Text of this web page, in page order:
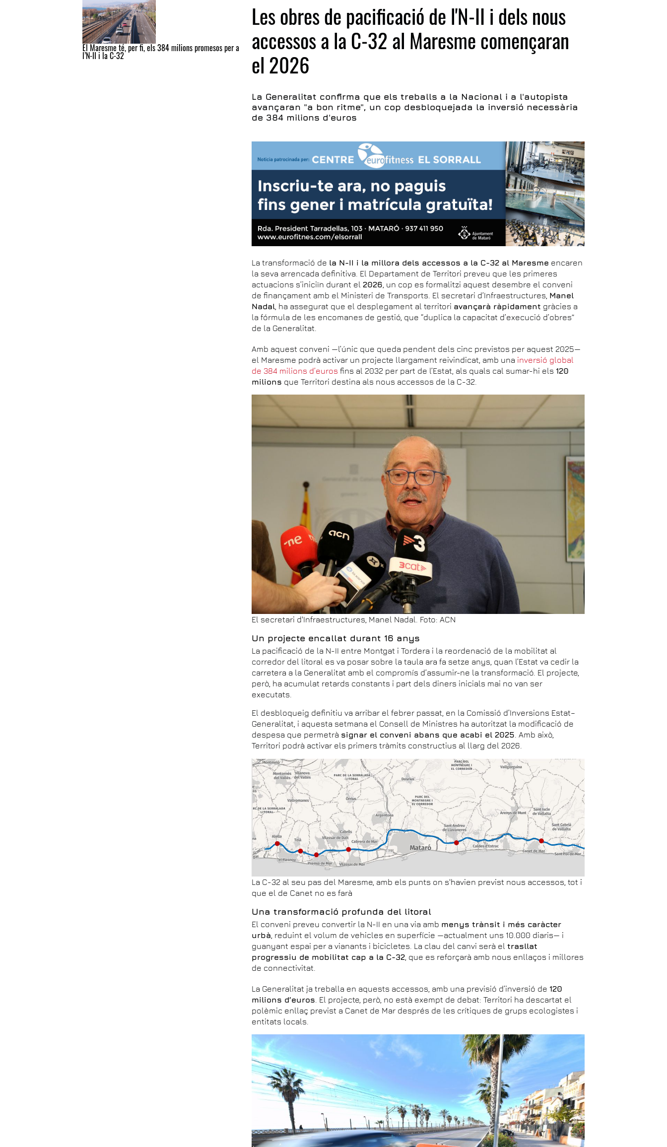
El Maresme té, per fi, els 384 milions promesos per a
l’N-II i la C-32
Les obres de pacificació de l'N-II i dels nous
accessos a la C-32 al Maresme començaran
el 2026
La Generalitat confirma que els treballs a la Nacional i a l'autopista
avançaran "a bon ritme", un cop desbloquejada la inversió necessària
de 384 milions d'euros
La transformació de la N-II i la millora dels accessos a la C-32 al Maresme encaren
la seva arrencada definitiva. El Departament de Territori preveu que les primeres
actuacions s’iniciïn durant el2026 , un cop es formalitzi aquest desembre el conveni
de finançament amb el Ministeri de Transports. El secretari d’Infraestructures, Manel
Nadal , ha assegurat que el desplegament al territori avançarà ràpidament gràcies a
la fórmula de les encomanes de gestió, que “duplica la capacitat d’execució d’obres”
de la Generalitat.
Amb aquest conveni —l’únic que queda pendent dels cinc previstos per aquest 2025—
el Maresme podrà activar un projecte llargament reivindicat, amb una inversió global
de 384 milions d’euros fins al 2032 per part de l’Estat, als quals cal sumar-hi els 120
milions que Territori destina als nous accessos de la C-32.
El secretari d'Infraestructures, Manel Nadal. Foto: ACN
Un projecte encallat durant 16 anys
La pacificació de la N-II entre Montgat i Tordera i la reordenació de la mobilitat al
corredor del litoral es va posar sobre la taula ara fa setze anys, quan l’Estat va cedir la
carretera a la Generalitat amb el compromís d’assumir-ne la transformació. El projecte,
però, ha acumulat retards constants i part dels diners inicials mai no van ser
executats.
El desbloqueig definitiu va arribar el febrer passat, en la Comissió d’Inversions Estat–
Generalitat, i aquesta setmana el Consell de Ministres ha autoritzat la modificació de
despesa que permetrà signar el conveni abans que acabi el 2025 . Amb això,
Territori podrà activar els primers tràmits constructius al llarg del 2026.
La C-32 al seu pas del Maresme, amb els punts on s'havien previst nous accessos, tot i
que el de Canet no es farà
Una transformació profunda del litoral
El conveni preveu convertir la N-II en una via amb menys trànsit i més caràcter
urbà , reduint el volum de vehicles en superfície —actualment uns 10.000 diaris— i
guanyant espai per a vianants i bicicletes. La clau del canvi serà eltrasllat
progressiu de mobilitat cap a la C-32 , que es reforçarà amb nous enllaços i millores
de connectivitat.
La Generalitat ja treballa en aquests accessos, amb una previsió d’inversió de 120
milions d’euros . El projecte, però, no està exempt de debat: Territori ha descartat el
polèmic enllaç previst a Canet de Mar després de les crítiques de grups ecologistes i
entitats locals.